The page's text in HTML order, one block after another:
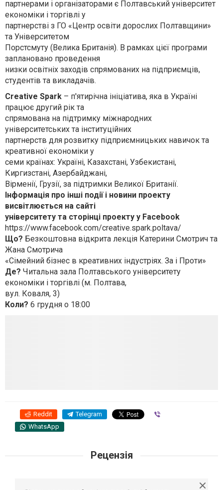
партнерами і організаторами є Полтавський університет
економіки і торгівлі у
партнерстві з ГО «Центр освіти дорослих Полтавщини»
та Університетом
Порстсмуту (Велика Британія). В рамках цієї програми
заплановано проведення
низки освітніх заходів спрямованих на підприємців,
студентів та викладачів.
Creative Spark – п'ятирічна ініціатива, яка в Україні
працює другий рік та
спрямована на підтримку міжнародних
університетських та інституційних
партнерств для розвитку підприємницьких навичок та
креативної економіки у
семи країнах: Україні, Казахстані, Узбекистані,
Киргизстані, Азербайджані,
Вірменії, Грузії, за підтримки Великої Британії.
Інформація про інші події і новини проекту
висвітлюється на сайті
університету та сторінці проекту у Facebook
https://www.facebook.com/creative.spark.poltava/
Що? Безкоштовна відкрита лекція Катерини Смотрич та
Жана Смотрича
«Сімейний бізнес в креативних індустріях. За і Проти»
Де? Читальна зала Полтавського університету
економіки і торгівлі (м. Полтава,
вул. Коваля, 3)
Коли? 6 грудня о 18:00
Reddit Telegram
WhatsApp
Рецензія